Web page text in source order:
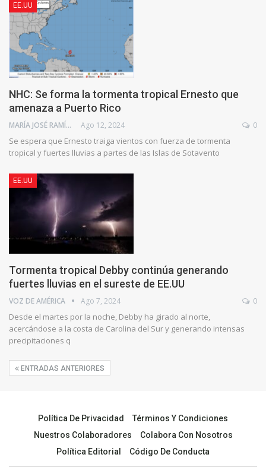
EE.UU
NHC: Se forma la tormenta tropical Ernesto que
amenaza a Puerto Rico
MARÍA JOSÉ RAMÍREZ BRAIZ Ago 12, 2024 0
Se espera que Ernesto traiga vientos con fuerza de tormenta
tropical y fuertes lluvias a partes de las Islas de Sotavento
EE.UU
Tormenta tropical Debby continúa generando
fuertes lluvias en el sureste de EE.UU
VOZ DE AMÉRICA Ago 7, 2024 0
Desde el martes por la noche, Debby ha girado al norte,
acercándose a la costa de Carolina del Sur y generando intensas
precipitaciones q
ENTRADAS ANTERIORES
Política De Privacidad
Términos Y Condiciones
Nuestros Colaboradores
Colabora Con Nosotros
Política Editorial
Código De Conducta